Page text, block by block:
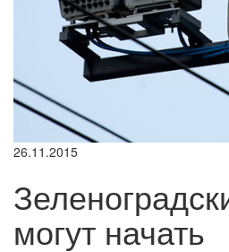
26.11.2015
могут начать